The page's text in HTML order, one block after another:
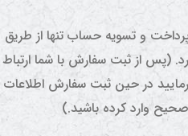
و تسویه حساب تنها از طریق
(پس از ثبت سفارش با شما ارتباط
در حین ثبت سفارش اطلاعات
وارد کرده باشید.)